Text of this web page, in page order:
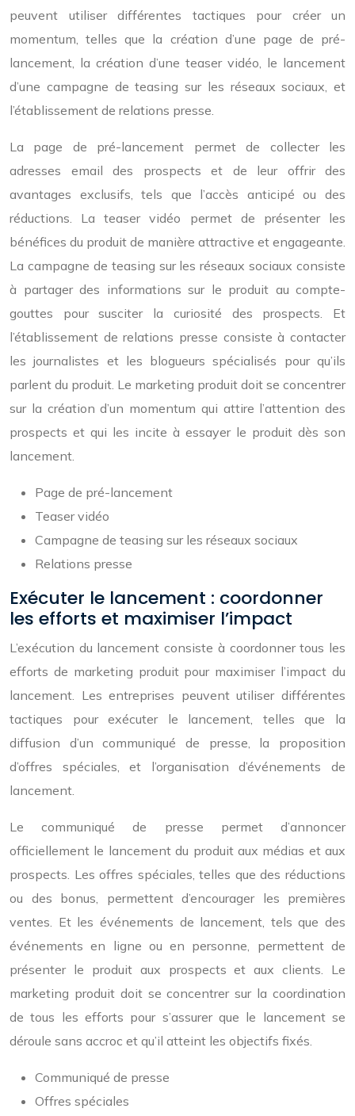
peuvent utiliser différentes tactiques pour créer un
momentum, telles que la création d’une page de pré-
lancement, la création d’une teaser vidéo, le lancement
d’une campagne de teasing sur les réseaux sociaux, et
l’établissement de relations presse.
La page de pré-lancement permet de collecter les
adresses email des prospects et de leur offrir des
avantages exclusifs, tels que l’accès anticipé ou des
réductions. La teaser vidéo permet de présenter les
bénéfices du produit de manière attractive et engageante.
La campagne de teasing sur les réseaux sociaux consiste
à partager des informations sur le produit au compte-
gouttes pour susciter la curiosité des prospects. Et
l’établissement de relations presse consiste à contacter
les journalistes et les blogueurs spécialisés pour qu’ils
parlent du produit. Le marketing produit doit se concentrer
sur la création d’un momentum qui attire l’attention des
prospects et qui les incite à essayer le produit dès son
lancement.
Page de pré-lancement
Teaser vidéo
Campagne de teasing sur les réseaux sociaux
Relations presse
Exécuter le lancement : coordonner
les efforts et maximiser l’impact
L’exécution du lancement consiste à coordonner tous les
efforts de marketing produit pour maximiser l’impact du
lancement. Les entreprises peuvent utiliser différentes
tactiques pour exécuter le lancement, telles que la
diffusion d’un communiqué de presse, la proposition
d’offres spéciales, et l’organisation d’événements de
lancement.
Le communiqué de presse permet d’annoncer
officiellement le lancement du produit aux médias et aux
prospects. Les offres spéciales, telles que des réductions
ou des bonus, permettent d’encourager les premières
ventes. Et les événements de lancement, tels que des
événements en ligne ou en personne, permettent de
présenter le produit aux prospects et aux clients. Le
marketing produit doit se concentrer sur la coordination
de tous les efforts pour s’assurer que le lancement se
déroule sans accroc et qu’il atteint les objectifs fixés.
Communiqué de presse
Offres spéciales